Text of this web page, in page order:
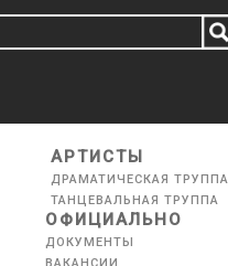
АРТИСТЫ
ДРАМАТИЧЕСКАЯ ТРУППА
ТАНЦЕВАЛЬНАЯ ТРУППА
ОФИЦИАЛЬНО
ДОКУМЕНТЫ
ВАКАНСИИ